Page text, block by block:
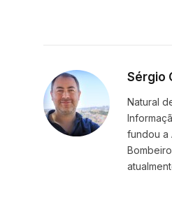
Sérgio
Natural
fundou a